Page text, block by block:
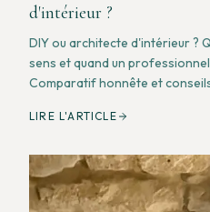
d'intérieur ?
DIY ou architecte d'intérieur ?
sens et quand un
Comparatif honnête et
LIRE L'ARTICLE